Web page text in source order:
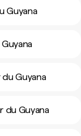
Guyana
Guyana
du Guyana